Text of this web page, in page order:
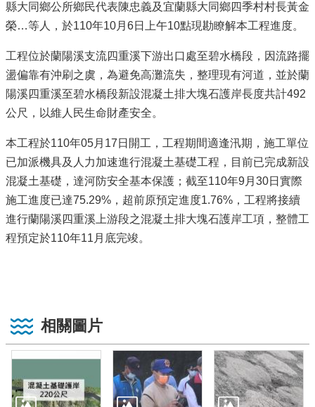
縣大同鄉公所鄉民代表陳忠義及宜蘭縣大同鄉四季村村長黃金
榮…等人，於110年10月6日上午10點現勘瞭解本工程進度。
工程位於蘭陽溪支流四重溪下游出口處至碧水橋段，因流路擺
盪偏靠有沖刷之虞，為避免高灘流失，整理現有河道，並於蘭
陽溪四重溪至碧水橋段新設混凝土排大塊石護岸長度共計492
公尺，以維人民生命財產安全。
本工程於110年05月17日開工，工程期間適逢汛期，施工單位
已加派機具及人力加速進行混凝土基礎工程，目前已完成新設
混凝土基礎，達河防安全基本保護；截至110年9月30日實際
施工進度已達75.29%，超前原預定進度1.76%，工程將接續
進行蘭陽溪四重溪上游段之混凝土排大塊石護岸工項，整體工
程預定於110年11月底完竣。
相關圖片